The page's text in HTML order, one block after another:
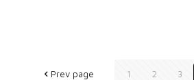
Prev page 1 2 3